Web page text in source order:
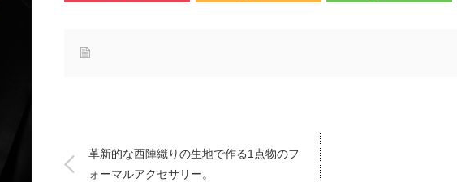
革新的な西陣織りの生地で作る1点物のフ
ォーマルアクセサリー。